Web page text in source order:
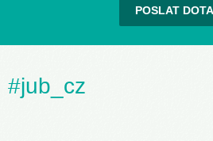
POSLAT
#jub_cz